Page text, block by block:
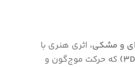
و مشکی، اثری هنری با
که حرکت موج‌گون و